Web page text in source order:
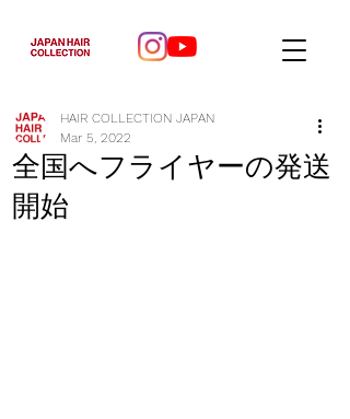
全国へフライヤーの発送
開始
HAIR COLLECTION JAPAN
Mar 5, 2022